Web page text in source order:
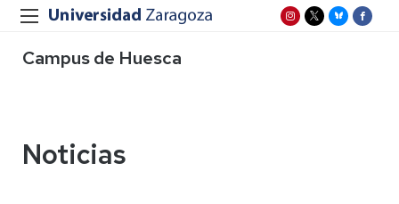
Campus de Huesca
Noticias